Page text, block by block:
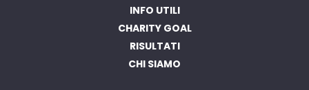
INFO UTILI
CHARITY GOAL
RISULTATI
CHI SIAMO